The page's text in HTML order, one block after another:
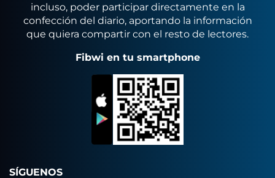
incluso, poder participar directamente en la
confección del diario, aportando la información
que quiera compartir con el resto de lectores.
Fibwi en tu smartphone
SÍGUENOS